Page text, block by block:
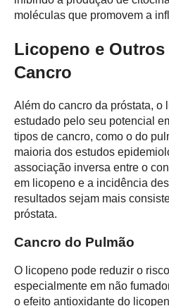
moléculas que promovem a
Licopeno e
Cancro
Além do cancro da próstata, o
estudado pelo seu potencial
tipos de cancro, como o do
maioria dos estudos
associação inversa entre o
em licopeno e a incidência
resultados sejam mais
próstata.
Cancro do Pulmão
O licopeno pode reduzir o
especialmente em não
o efeito antioxidante do